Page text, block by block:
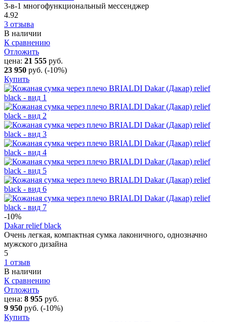
3-в-1 многофункциональный мессенджер
4.92
3 отзыва
В наличии
К сравнению
Отложить
цена: 21 555 руб.
23 950 руб. (-10%)
Купить
-10%
Dakar relief black
Очень легкая, компактная сумка лаконичного, однозначно
мужского дизайна
5
1 отзыв
В наличии
К сравнению
Отложить
цена: 8 955 руб.
9 950 руб. (-10%)
Купить